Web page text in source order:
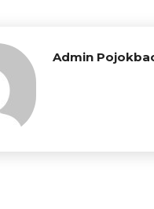
Admin